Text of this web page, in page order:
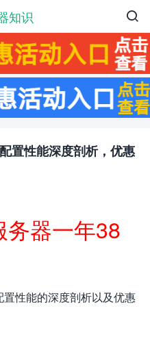
知识 
置性能深度剖析，优惠
器一年38
性能的深度剖析以及优惠